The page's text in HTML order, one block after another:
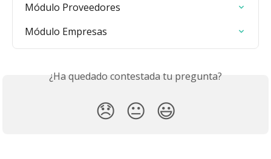
Módulo Proveedores
Módulo Empresas
¿Ha quedado contestada tu pregunta?
😞 😐 😃